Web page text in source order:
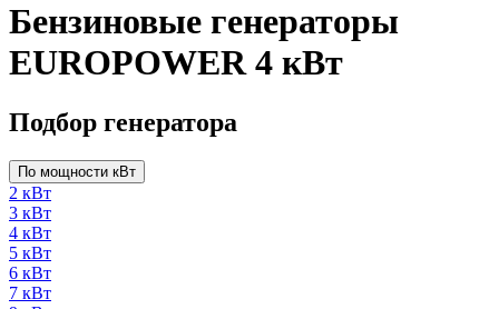
Бензиновые генераторы
EUROPOWER 4 кВт
Подбор генератора
По мощности кВт
2 кВт
3 кВт
4 кВт
5 кВт
6 кВт
7 кВт